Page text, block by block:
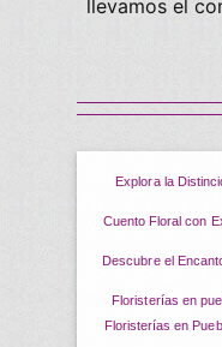
llevamos el
Explora la Distinción Floral con Pack Excelente para
Cuento Floral con Exclusivo Pack Básico de Flores para
Descubre el Encanto Único de Nuestros Packs de flores
Floristerías en
Floristerías en Puebla de Sanabria con envío de flores a